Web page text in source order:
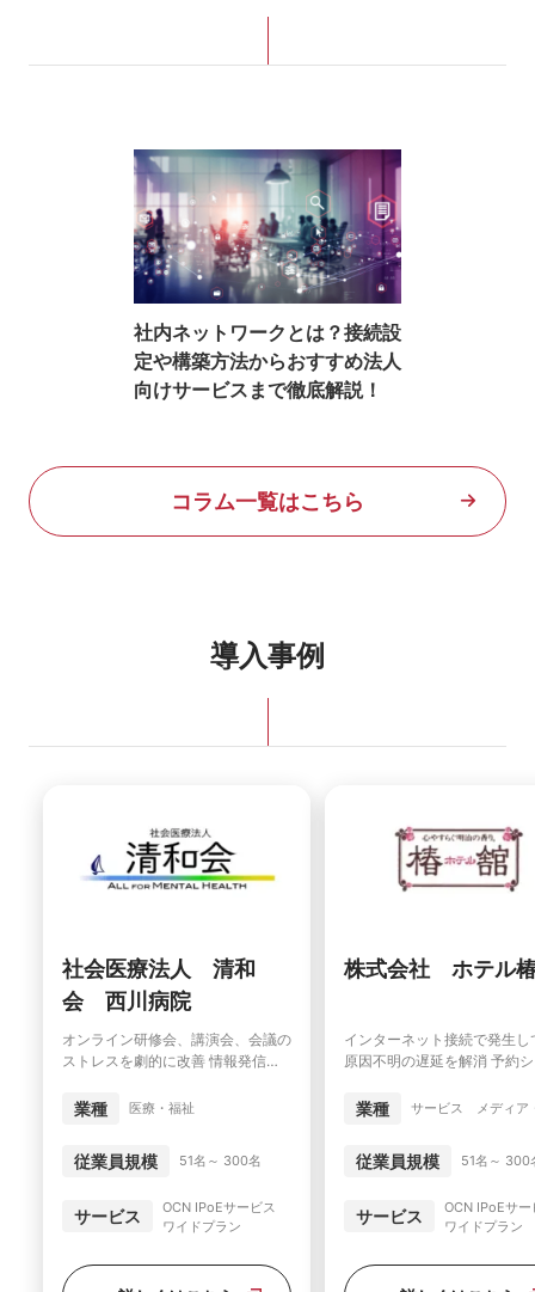
社内ネットワークとは？接続設
定や構築方法からおすすめ法人
向けサービスまで徹底解説！
コラム一覧はこちら
導入事例
社会医療法人 清和
会 西川病院
オンライン研修会、講演会、会議の
ストレスを劇的に改善 情報発信・
盤にも活用
業種 医療・福祉
従業員規模 51名～ 300名
サービス
OCN IPoEサービス
ワイドプラン
株式会社 ホテル
インターネット接続で発生し
原因不明の遅延を解消 予約
効率化を達成
業種 サービス メディア
従業員規模 51名～ 300
サービス
OCN IPoEサー
ワイドプラン